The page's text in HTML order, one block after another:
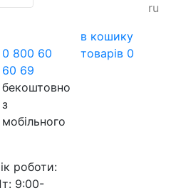
ru
0 800 60
60 69
бекоштовно
з
мобільного
роботи:
9:00-
в кошику
товарів 0